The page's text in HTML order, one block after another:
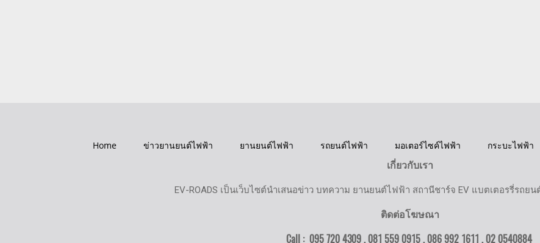
Home ข่าวยานยนต์ไฟฟ้า ยานยนต์ไฟฟ้า รถยนต์ไฟฟ้า มอเตอร์ไซค์ไฟฟ้า กระบะไฟฟ้า
เกี่ยวกับเรา
EV-ROADS เป็นเว็บไซต์นำเสนอข่าว บทความ ยานยนต์ไฟฟ้า สถานีชาร์จ EV แบตเตอรรี่รถย
ติดต่อโฆษณา
Call : 095 720 4309 , 081 559 0915 , 086 992 1611 ,02 0540884